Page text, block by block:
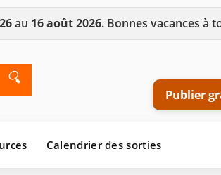
au 16 août 2026. Bonnes vacances à
🔍
Publier
Calendrier des sorties